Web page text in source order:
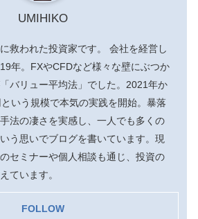
UMIHIKO
救われた投資家です。 会社を経営し
年。FXやCFDなど様々な壁にぶつか
バリュー平均法」でした。2021年か
いう規模で本気の実践を開始。暴落
法の凄さを実感し、一人でも多くの
う思いでブログを書いています。現
セミナーや個人相談も通じ、投資の
ています。
FOLLOW